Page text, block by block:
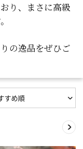
り、まさに高級
の逸品をぜひご